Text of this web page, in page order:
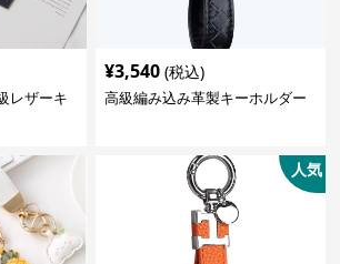
レザーキ
¥3,540 (税込)
高級編み込み革製キーホルダー
人気